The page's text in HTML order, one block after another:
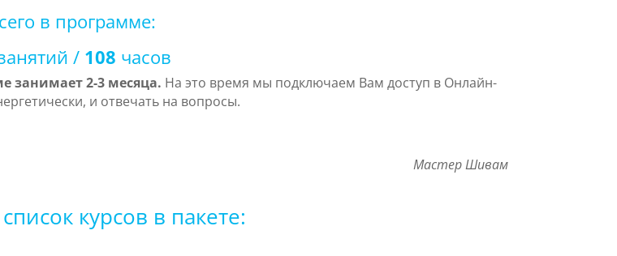
в программе:
/ 108 часов
занимает 2-3 месяца. На это время мы подключаем Вам доступ в Онлайн-
и отвечать на вопросы.
Мастер Шивам
курсов в пакете: